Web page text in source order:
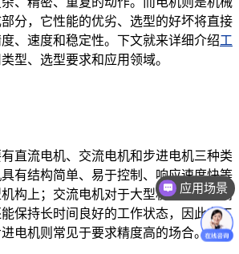
分，它性能的优劣、选型的好坏将直接
、速度和稳定性。下文就来详细介绍工
型、选型要求和应用领域。
直流电机、交流电机和步进电机三种类
有结构简单、易于控制、响应速度快等
构上；交流电机对于大型机械臂具有高
保持长时间良好的工作状态，因此在工
电机则常见于要求精度高的场合。
应用场景